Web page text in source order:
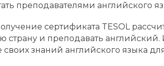
преподавателями английского
сертификата TESOL
страну и преподавать
знаний английского языка